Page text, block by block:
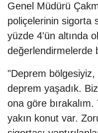
Genel Müdürü
poliçelerinin sigorta
yüzde 4'ün altında
değerlendirmelerde
"Deprem
deprem yaşadık.
ona göre
yakın konut var.